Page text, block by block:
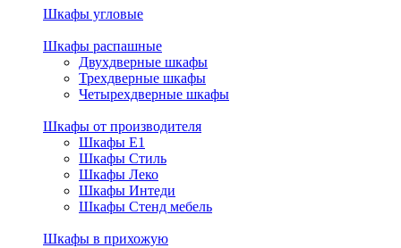
Шкафы угловые
Шкафы распашные
Двухдверные шкафы
Трехдверные шкафы
Четырехдверные шкафы
Шкафы от производителя
Шкафы E1
Шкафы Стиль
Шкафы Леко
Шкафы Интеди
Шкафы Стенд мебель
Шкафы в прихожую